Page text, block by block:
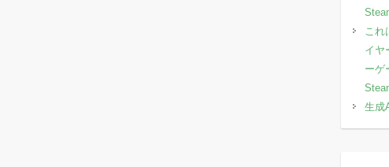
これ
イヤ
ーゲ
生成